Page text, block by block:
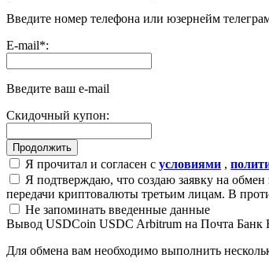
Введите номер телефона или юзернейм
E-mail*:
Введите ваш e-mail
Скидочный купон:
Я прочитал и согласен с условиями ,
Я подтверждаю, что создаю заявку на
передачи криптовалюты третьим лицам. В
Не запоминать введенные данные
Вывод USDCoin USDC Arbitrum на Почта Банк
Для обмена вам необходимо выполнить